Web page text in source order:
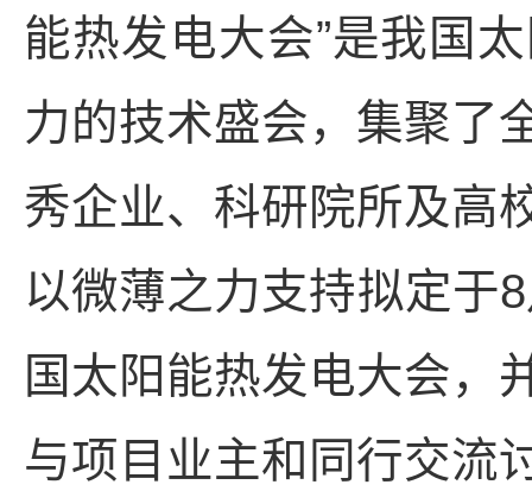
能热发电大会”是我国
力的技术盛会，集聚了
秀企业、科研院所及高
以微薄之力支持拟定于
国太阳能热发电大会，
与项目业主和同行交流